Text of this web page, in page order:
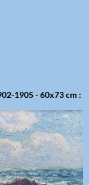
1905 - 60x73 cm :